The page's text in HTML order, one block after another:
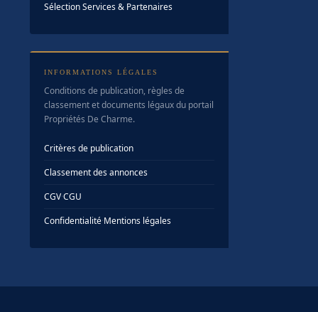
Sélection Services & Partenaires
INFORMATIONS LÉGALES
Conditions de publication, règles de
classement et documents légaux du portail
Propriétés De Charme.
Critères de publication
Classement des annonces
CGV·CGU
Confidentialité·Mentions légales